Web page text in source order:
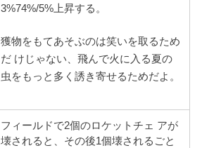
3%74%/5%上昇する。
獲物をもてあそぶのは笑いを取るため
だ けじゃない、飛んで火に入る夏の
虫をもっと多く誘き寄せるためだよ。
フィールドで2個のロケットチェ アが
壊されると、その後1個壊されるごと